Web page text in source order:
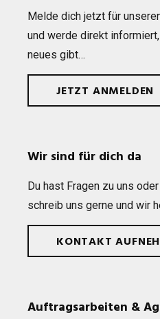
Melde dich jetzt für
und werde direkt
neues gibt…
JETZT ANMELDEN
Wir sind für dich da
Du hast Fra­gen zu uns
schreib uns gerne und wir
KONTAKT
Auftragsarbeiten &